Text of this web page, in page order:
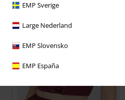
EMP Sverige
Large Nederland
EMP Slovensko
EMP España